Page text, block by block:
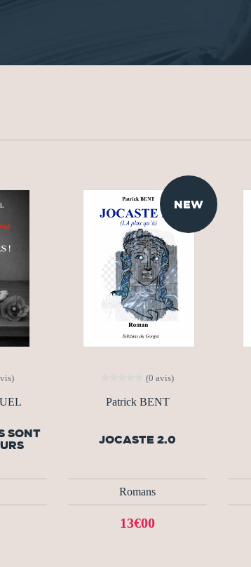
SONT
NEW
(0 avis)
Patrick BENT
JOCASTE 2.0
Romans
13€00